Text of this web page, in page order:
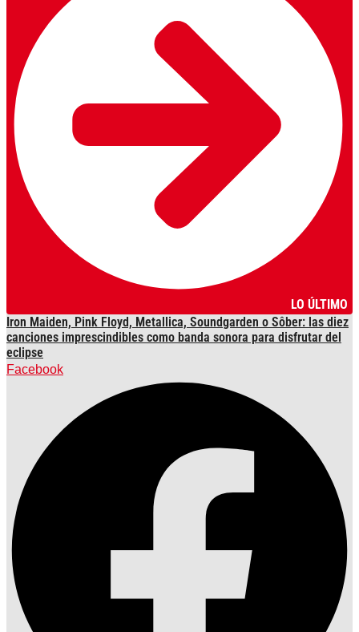
LO ÚLTIMO
Iron Maiden, Pink Floyd, Metallica, Soundgarden o Sôber: las diez
canciones imprescindibles como banda sonora para disfrutar del
eclipse
Facebook